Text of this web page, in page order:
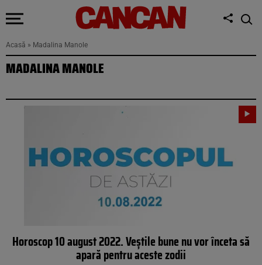
Acasă » Madalina Manole
MADALINA MANOLE
Horoscop 10 august 2022. Veștile bune nu vor înceta să
apară pentru aceste zodii